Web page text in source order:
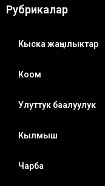
Рубрикалар
Кыска жаңылыктар
Коом
Улуттук баалуулук
Кылмыш
Чарба